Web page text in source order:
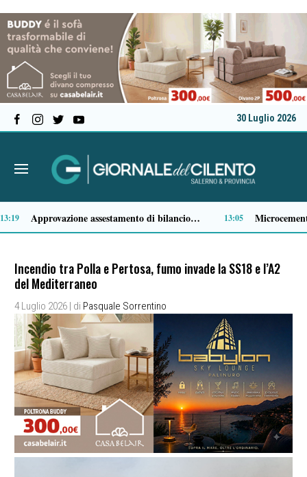
30 Luglio 2026
No di RFI al ripristino del facchinaggio alla stazione di Sapri, PSI: «La battaglia continua» 11:36 Comparto ittico, dalla Regione Campania 3 milioni di euro per fronteggiare il caro-gasolio
Incendio tra Polla e Pertosa, fumo invade la SS18 e l’A2
del Mediterraneo
4 Luglio 2026 | di Pasquale Sorrentino